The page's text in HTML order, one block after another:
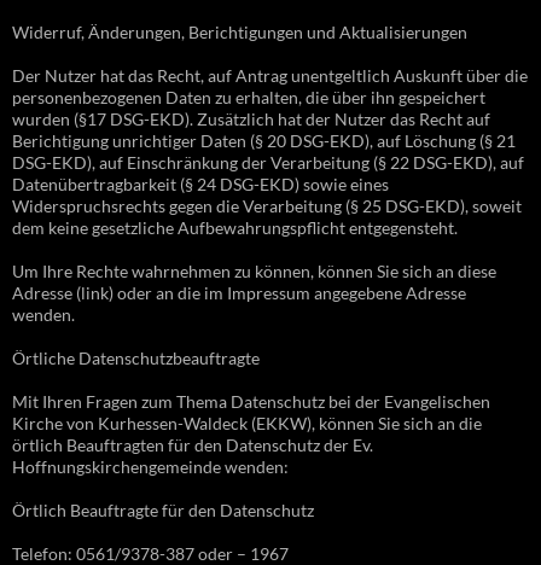
Widerruf, Änderungen, Berichtigungen und Aktualisierungen
Der Nutzer hat das Recht, auf Antrag unentgeltlich Auskunft über die
personenbezogenen Daten zu erhalten, die über ihn gespeichert
wurden (§17 DSG-EKD). Zusätzlich hat der Nutzer das Recht auf
Berichtigung unrichtiger Daten (§ 20 DSG-EKD), auf Löschung (§ 21
DSG-EKD), auf Einschränkung der Verarbeitung (§ 22 DSG-EKD), auf
Datenübertragbarkeit (§ 24 DSG-EKD) sowie eines
Widerspruchsrechts gegen die Verarbeitung (§ 25 DSG-EKD), soweit
dem keine gesetzliche Aufbewahrungspflicht entgegensteht.
Um Ihre Rechte wahrnehmen zu können, können Sie sich an diese
Adresse (link) oder an die im Impressum angegebene Adresse
wenden.
Örtliche Datenschutzbeauftragte
Mit Ihren Fragen zum Thema Datenschutz bei der Evangelischen
Kirche von Kurhessen-Waldeck (EKKW), können Sie sich an die
örtlich Beauftragten für den Datenschutz der Ev.
Hoffnungskirchengemeinde wenden:
Örtlich Beauftragte für den Datenschutz
Telefon: 0561/9378-387 oder – 1967